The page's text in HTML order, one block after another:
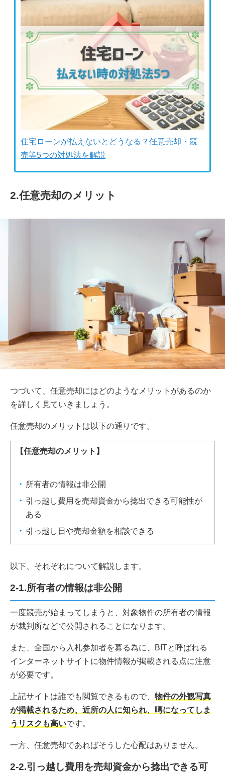
住宅ローンが払えないとどうなる？任意売却・競
売等5つの対処法を解説
2.任意売却のメリット
つづいて、任意売却にはどのようなメリットがあるのか
を詳しく見ていきましょう。
任意売却のメリットは以下の通りです。
【任意売却のメリット】
所有者の情報は非公開
引っ越し費用を売却資金から捻出できる可能性が
ある
引っ越し日や売却金額を相談できる
以下、それぞれについて解説します。
2-1.所有者の情報は非公開
一度競売が始まってしまうと、対象物件の所有者の情報
が裁判所などで公開されることになります。
また、全国から入札参加者を募る為に、BITと呼ばれる
インターネットサイトに物件情報が掲載される点に注意
が必要です。
上記サイトは誰でも閲覧できるもので、 物件の外観写真
が掲載されるため、近所の人に知られ、噂になってしま
うリスクも高いです。
一方、任意売却であればそうした心配はありません。
2-2.引っ越し費用を売却資金から捻出できる可